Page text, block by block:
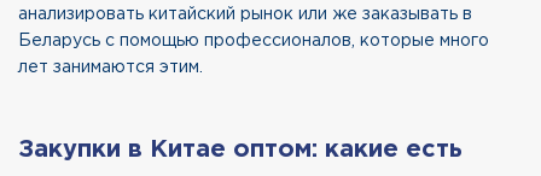
анализировать китайский рынок или же заказывать в
Беларусь с помощью профессионалов, которые много
лет занимаются этим.
Закупки в Китае оптом: какие есть